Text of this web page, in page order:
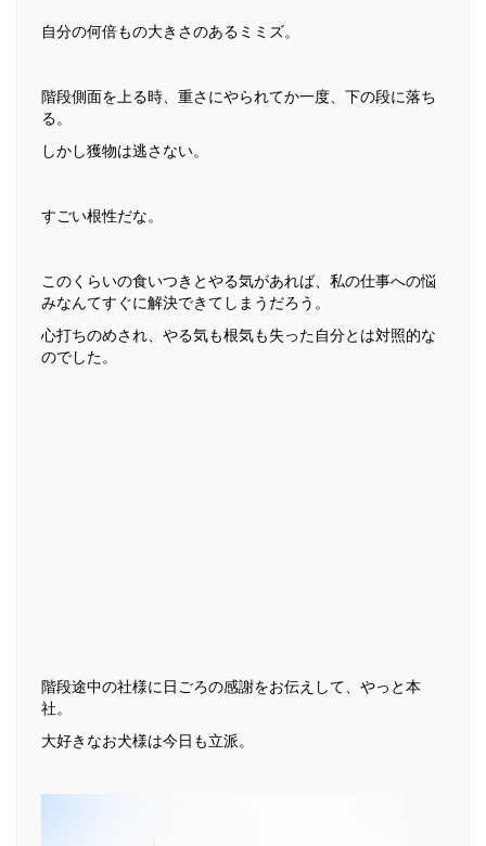
自分の何倍もの大きさのあるミミズ。
階段側面を上る時、重さにやられてか一度、下の段に落ち
る。
しかし獲物は逃さない。
すごい根性だな。
このくらいの食いつきとやる気があれば、私の仕事への悩
みなんてすぐに解決できてしまうだろう。
心打ちのめされ、やる気も根気も失った自分とは対照的な
のでした。
階段途中の社様に日ごろの感謝をお伝えして、やっと本
社。
大好きなお犬様は今日も立派。